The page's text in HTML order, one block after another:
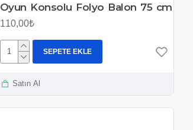
Oyun Konsolu Folyo Balon 75 cm
110,00₺
SEPETE EKLE
Satın Al